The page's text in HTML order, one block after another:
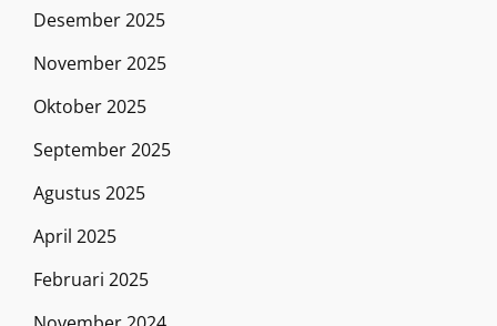
Desember 2025
November 2025
Oktober 2025
September 2025
Agustus 2025
April 2025
Februari 2025